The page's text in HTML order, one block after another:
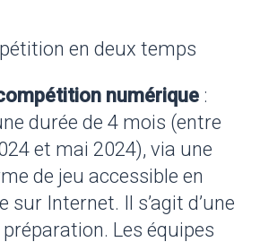
en deux temps
numérique :
durée de 4 mois (entre
et mai 2024), via une
de jeu accessible en
sur Internet. Il s’agit d’une
préparation. Les équipes